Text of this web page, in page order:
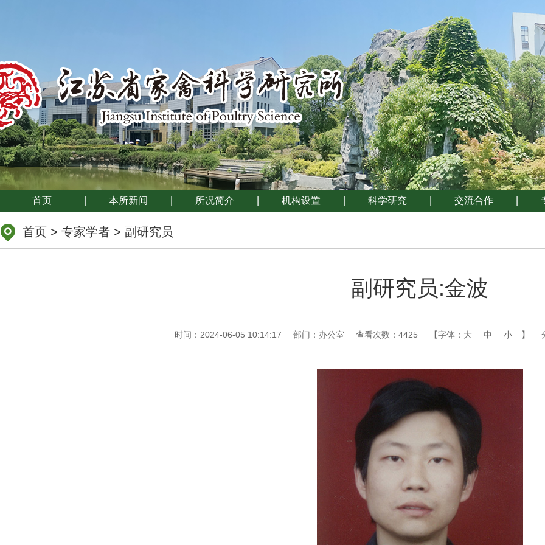
首页 本所新闻 所况简介 机构设置 科学研究 交流合作
首页 > 专家学者 > 副研究员
副研究员:金波
时间：2024-06-05 10:14:17 部门：办公室 查看次数：4425 【字体： 大 中 小 】